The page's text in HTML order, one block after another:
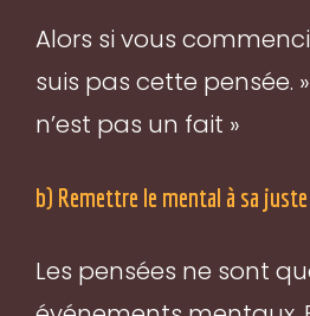
Alors si vous
suis pas cette pensée.
n’est pas un fait »
b) Remettre le mental à sa juste
Les pensées ne sont